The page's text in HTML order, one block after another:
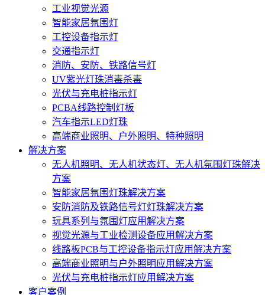
工业视觉光源
智能家居氛围灯
工控设备指示灯
交通指示灯
消防、安防、铁路信号灯
UV紫光灯珠消毒杀毒
光伏与充电桩指示灯
PCBA线路控制灯板
汽车指示LED灯珠
高端商业照明、户外照明、特种照明
解决方案
无人机照明、无人机状态灯、无人机氛围灯珠解决
方案
智能家居氛围灯珠解决方案
安防消防及铁路信号灯灯珠解决方案
玩具系列与氛围灯应用解决方案
视觉光源与工业检测设备应用解决方案
线路板PCB与工控设备指示灯应用解决方案
高端商业照明与户外照明应用解决方案
光伏与充电桩指示灯应用解决方案
客户案例